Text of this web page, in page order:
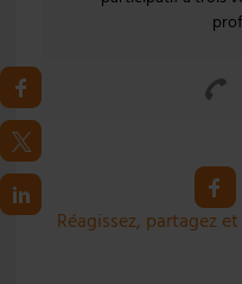
Réagissez, partagez